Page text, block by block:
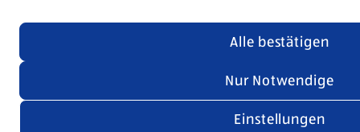
Einstellungen
Nur Notwendige
Alle bestätigen